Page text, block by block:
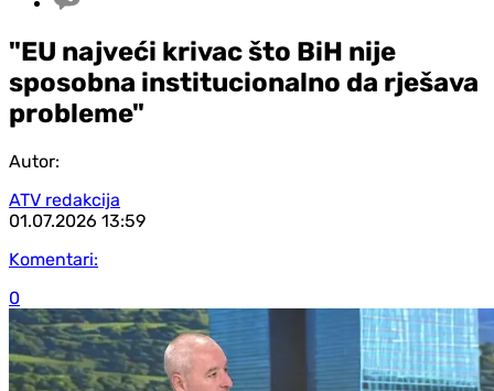
"EU najveći krivac što BiH nije
sposobna institucionalno da rješava
probleme"
Autor:
ATV redakcija
01.07.2026 13:59
Komentari:
0